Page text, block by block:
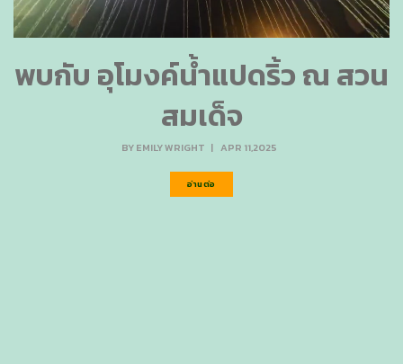
พบกับ อุโมงค์น้ำแปดริ้ว ณ สวน
สมเด็จ
BYEMILY WRIGHT | APR 11,2025
อ่านต่อ